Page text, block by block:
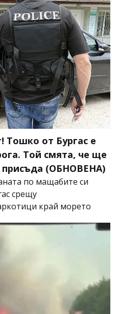
Тошко от Бургас е
Той смята, че ще
присъда (ОБНОВЕНА)
по мащабите си
срещу
край морето